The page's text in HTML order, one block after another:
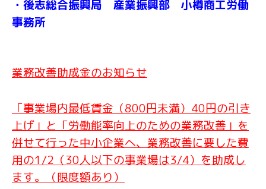
・後志総合振興局 産業振興部 小樽商工労働
事務所
業務改善助成金のお知らせ
「事業場内最低賃金（800円未満）40円の引き
上げ」と「労働能率向上のための業務改善」を
併せて行った中小企業へ、業務改善に要した費
用の1/2（30人以下の事業場は3/4）を助成し
ます。（限度額あり）